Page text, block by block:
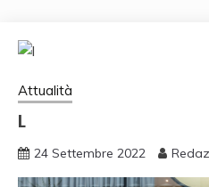
Attualità
L
24 Settembre 2022